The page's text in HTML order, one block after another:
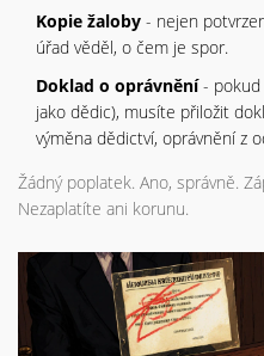
Kopie žaloby - nejen
úřad věděl, o čem je spor.
Doklad o oprávnění- pokud
jako dědic), musíte přiložit
výměna dědictví, oprávnění z
Žádný poplatek. Ano, správně.
Nezaplatíte ani korunu.